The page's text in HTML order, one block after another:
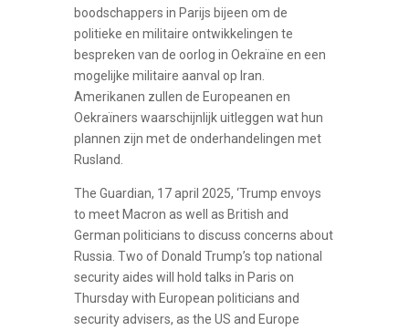
boodschappers in Parijs bijeen om de
politieke en militaire ontwikkelingen te
bespreken van de oorlog in Oekraïne en een
mogelijke militaire aanval op Iran.
Amerikanen zullen de Europeanen en
Oekraïners waarschijnlijk uitleggen wat hun
plannen zijn met de onderhandelingen met
Rusland.
The Guardian, 17 april 2025, ‘Trump envoys
to meet Macron as well as British and
German politicians to discuss concerns about
Russia. Two of Donald Trump’s top national
security aides will hold talks in Paris on
Thursday with European politicians and
security advisers, as the US and Europe